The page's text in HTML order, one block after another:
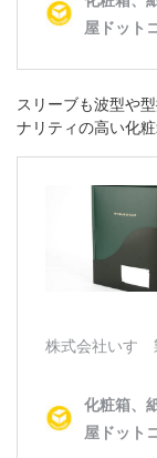
スリーブも波型や
ナリティの高い化粧